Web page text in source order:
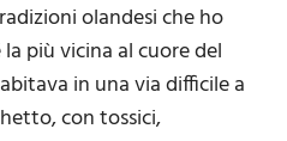
olandesi che ho
più vicina al cuore del
in una via difficile a
con tossici,